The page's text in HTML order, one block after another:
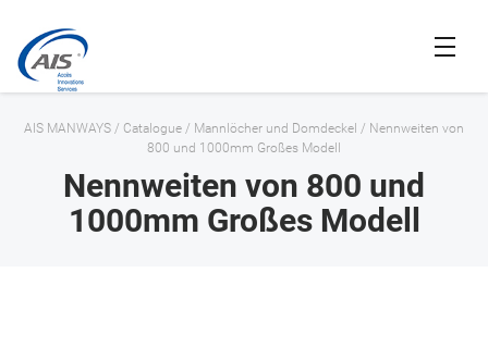
AIS MANWAYS / Catalogue / Mannlöcher und Domdeckel / Nennweiten von
800 und 1000mm Großes Modell
Nennweiten von 800 und
1000mm Großes Modell